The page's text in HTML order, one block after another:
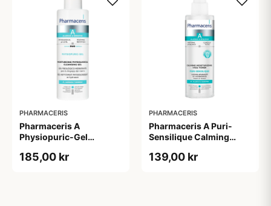
PHARMACERIS
Pharmaceris A
Physiopuric-Gel
Physiological Cleansing
185,00 kr
PHARMACERIS
Pharmaceris A Puri-
Sensilique Calming
(200 ml)
139,00 kr